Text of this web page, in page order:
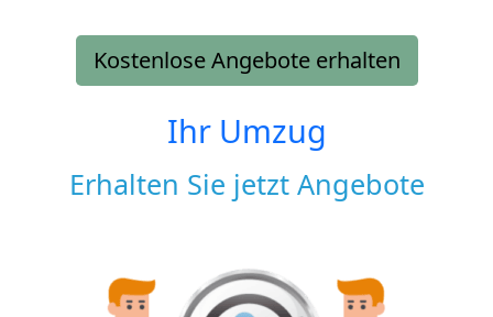
Kostenlose Angebote erhalten
Ihr Umzug
Erhalten Sie jetzt Angebote